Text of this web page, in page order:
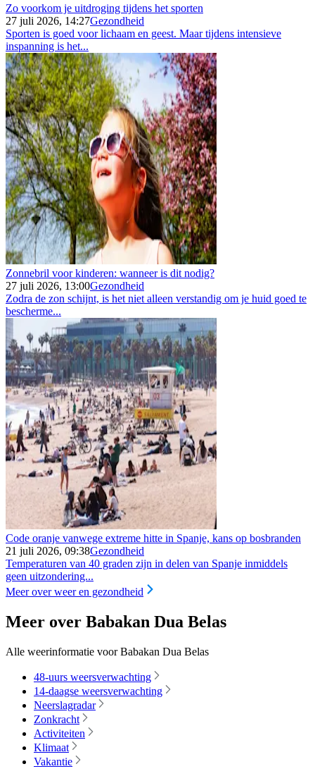
Zo voorkom je uitdroging tijdens het sporten
27 juli 2026, 14:27Gezondheid
Sporten is goed voor lichaam en geest. Maar tijdens intensieve
inspanning is het...
Zonnebril voor kinderen: wanneer is dit nodig?
27 juli 2026, 13:00Gezondheid
Zodra de zon schijnt, is het niet alleen verstandig om je huid goed te
bescherme...
Code oranje vanwege extreme hitte in Spanje, kans op bosbranden
21 juli 2026, 09:38Gezondheid
Temperaturen van 40 graden zijn in delen van Spanje inmiddels
geen uitzondering...
Meer over weer en gezondheid
Meer over Babakan Dua Belas
Alle weerinformatie voor Babakan Dua Belas
48-uurs weersverwachting
14-daagse weersverwachting
Neerslagradar
Zonkracht
Activiteiten
Klimaat
Vakantie